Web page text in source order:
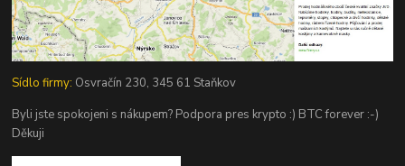
Sídlo firmy: Osvračín 230, 345 61 Staňkov
Byli jste spokojeni s nákupem? Podpora pres krypto :) BTC forever :-)
Děkuji